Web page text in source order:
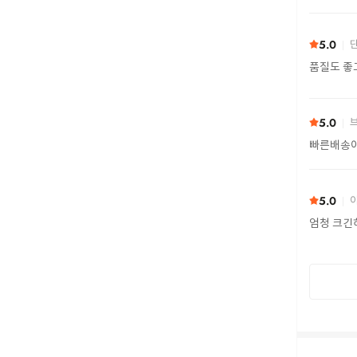
5.0
품질도 좋
5.0
빠른배송
5.0
엄청 크긴